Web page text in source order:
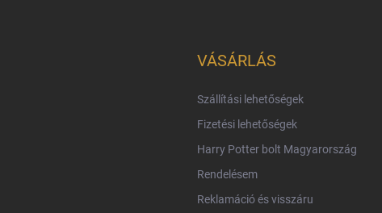
VÁSÁRLÁS
Szállítási lehetőségek
Fizetési lehetőségek
Harry Potter bolt Magyarország
Rendelésem
Reklamáció és visszáru